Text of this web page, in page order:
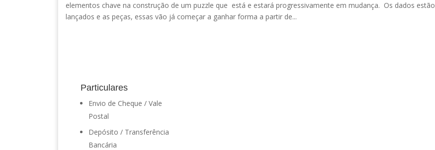
elementos chave na construção de um puzzle que está e estará progressivamente em mudança. Os dados estão
lançados e as peças, essas vão já começar a ganhar forma a partir de...
Particulares
Envio de Cheque / Vale
Postal
Depósito / Transferência
Bancária